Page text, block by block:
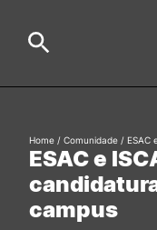
Estudar
Search
Formative Offer
ESAC e
campus
Home / Comunidade / ESAC